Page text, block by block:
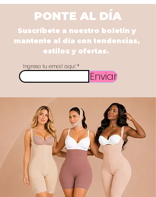
PONTE AL DÍA
Suscríbete a nuestro boletín y
mantente al día con tendencias,
estilos y ofertas.
Ingresa tu email aquí
Enviar